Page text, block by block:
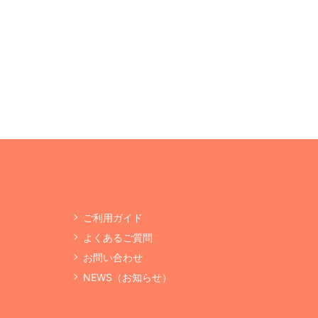
ご利用ガイド
よくあるご質問
お問い合わせ
NEWS（お知らせ）